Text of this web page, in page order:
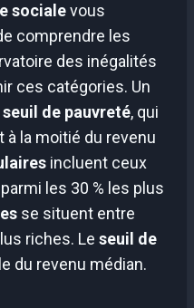
socialevous
comprendre les
des inégalités
ces catégories. Un
seuil de pauvreté, qui
la moitié du revenu
incluent ceux
les 30 % les plus
se situent entre
riches. Le seuil de
du revenu médian.